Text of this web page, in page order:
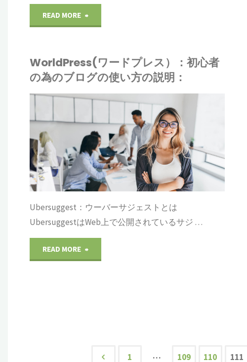
ズ
は、
イ
ト
ル
の
色
や
字
背
ロ
グ
使
い
方
の
説
明
ブ
ロ
READ MORE "WorldPress(ワ
ド
プ
ス）：
初
心
者
の
為
WorldPress(ワードプレス）：初心者
の為のブログの使い方の説明：
Ubersuggest：ウーバーサジェストとは
UbersuggestはWeb上で公開されているサジ …
READ MORE "WorldPress(ワ
1 … 109 110 111